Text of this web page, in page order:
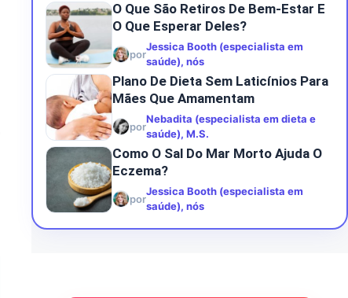
O Que São Retiros De Bem-Estar E
O Que Esperar Deles?
por
Jessica Booth (especialista em
saúde), nós
Plano De Dieta Sem Laticínios Para
Mães Que Amamentam
por
Nebadita (especialista em dieta e
saúde), M.S.
Como O Sal Do Mar Morto Ajuda O
Eczema?
por
Jessica Booth (especialista em
saúde), nós